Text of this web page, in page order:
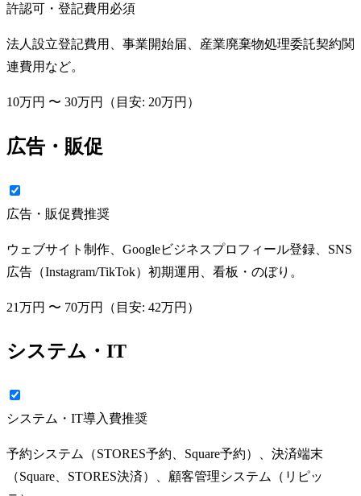
許認可・登記費用 必須
法人設立登記費用、事業開始届、産業廃棄物処理委託契約関
連費用など。
10万円 〜 30万円 （目安: 20万円 ）
広告・販促
広告・販促費推奨
ウェブサイト制作、Googleビジネスプロフィール登録、SNS
広告（Instagram/TikTok）初期運用、看板・のぼり。
21万円 〜 70万円 （目安: 42万円 ）
システム・IT
システム・IT導入費推奨
予約システム（STORES予約、Square予約）、決済端末
（Square、STORES決済）、顧客管理システム（リピッ